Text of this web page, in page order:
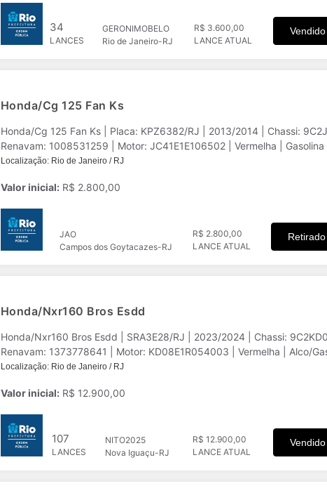
34
LANCES
GERONIMOBELO
Rio de Janeiro-RJ
R$ 3.600,00
LANCE ATUAL
Vendido
Honda/Cg 125 Fan Ks
Honda/Cg 125 Fan Ks | Placa: KPZ6382/RJ | 2013/2014 | Chassi:
Renavam: 1008531259 | Motor: JC41E1E106502 | Vermelha |
Localização: Rio de Janeiro / RJ
Valor inicial: R$ 2.800,00
JAO
Campos dos Goytacazes-RJ
R$ 2.800,00
LANCE ATUAL
Retirado
Honda/Nxr160 Bros Esdd
Honda/Nxr160 Bros Esdd | SRA3E28/RJ | 2023/2024 | Chassi:
Renavam: 1373778641 | Motor: KD08E1R054003 | Vermelha | Alco/
Localização: Rio de Janeiro / RJ
Valor inicial: R$ 12.900,00
107
LANCES
NITO2025
Nova Iguaçu-RJ
R$ 12.900,00
LANCE ATUAL
Vendido